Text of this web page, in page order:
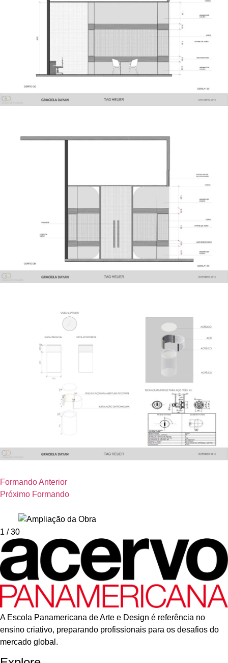
Formando Anterior
Próximo Formando
1 / 30
A Escola Panamericana de Arte e Design é referência no
ensino criativo, preparando profissionais para os desafios do
mercado global.